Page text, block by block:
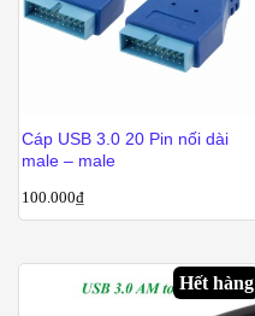
Cáp USB 3.0 20 Pin nối dài
male – male
100.000₫
Hết hàng